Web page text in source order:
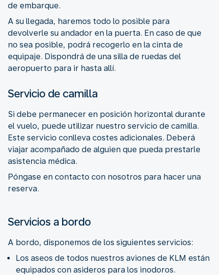
de embarque.
A su llegada, haremos todo lo posible para
devolverle su andador en la puerta. En caso de que
no sea posible, podrá recogerlo en la cinta de
equipaje. Dispondrá de una silla de ruedas del
aeropuerto para ir hasta allí.
Servicio de camilla
Si debe permanecer en posición horizontal durante
el vuelo, puede utilizar nuestro servicio de camilla.
Este servicio conlleva costes adicionales. Deberá
viajar acompañado de alguien que pueda prestarle
asistencia médica.
Póngase en contacto con nosotros para hacer una
reserva.
Servicios a bordo
A bordo, disponemos de los siguientes servicios:
Los aseos de todos nuestros aviones de KLM están
equipados con asideros para los inodoros.